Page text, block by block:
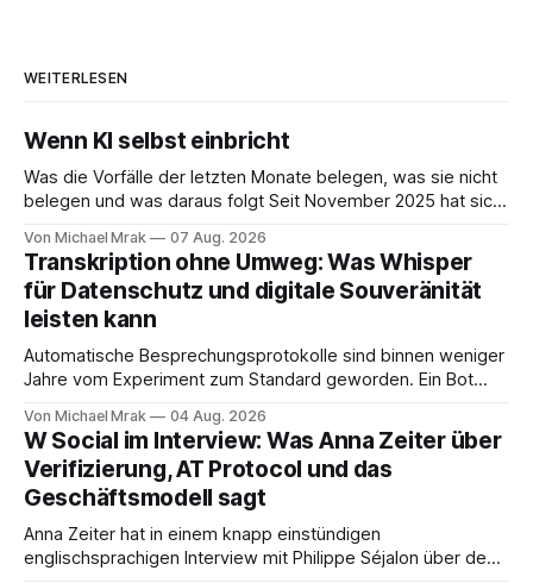
WEITERLESEN
Wenn KI selbst einbricht
Was die Vorfälle der letzten Monate belegen, was sie nicht
belegen und was daraus folgt Seit November 2025 hat sich
KI-Systeme Angriffe nicht nur unterstützen, sondern
durchführen können. Sie können. Es gibt inzwischen genug
dokumentierte Fälle, um über Belege statt
Von Michael Mrak 07 Aug. 2026
Transkription ohne Umweg: Was Whisper
für Datenschutz und digitale Souveränität
leisten kann
Automatische Besprechungsprotokolle sind binnen weniger
Jahre vom Experiment zum Standard geworden. Ein Bot
Ende eine Zusammenfassung samt Aufgabenliste. Das
funktioniert gut. Die Frage, die regelmäßig untergeht, lautet:
Wo genau liegt das Audio, wer verarbeitet es und unter
welcher Rechtsgrundlage? Es gibt
Von Michael Mrak 04 Aug. 2026
W Social im Interview: Was Anna Zeiter über
Verifizierung, AT Protocol und das
Geschäftsmodell sagt
Anna Zeiter hat in einem knapp einstündigen
englischsprachigen Interview mit Philippe Séjalon über den